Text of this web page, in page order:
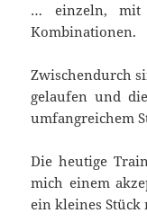
… einzeln, mit
Kombinationen.
Zwischendurch
gelaufen und
umfangreichem
Die heutige
mich einem
ein kleines Stück